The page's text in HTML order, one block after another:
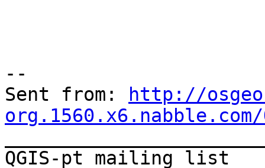
--
Sent from:
http://